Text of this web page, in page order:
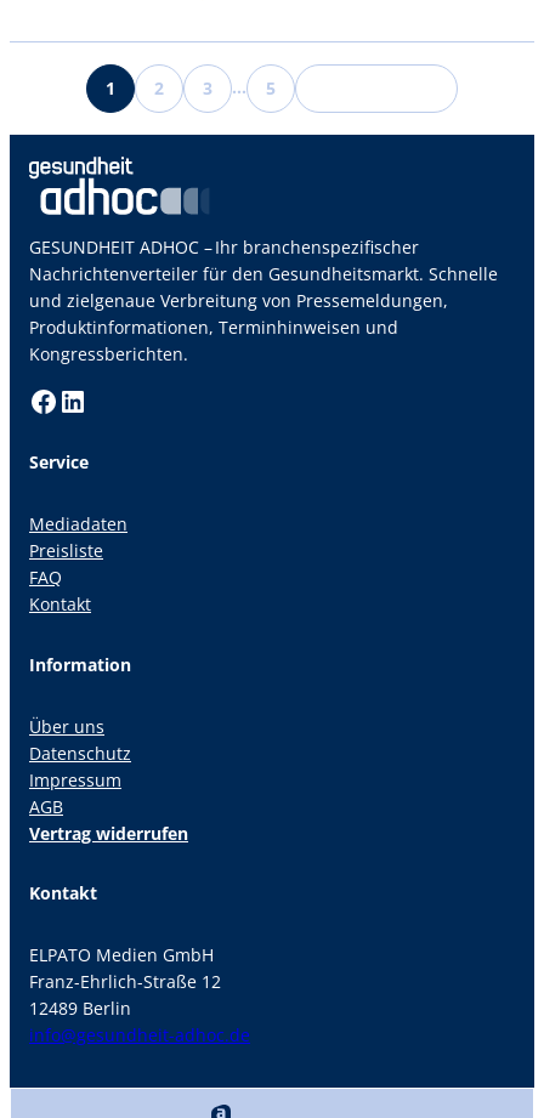
1 2 3 … 5
GESUNDHEIT ADHOC – Ihr branchenspezifischer
Nachrichtenverteiler für den Gesundheitsmarkt. Schnelle
und zielgenaue Verbreitung von Pressemeldungen,
Produktinformationen, Terminhinweisen und
Kongressberichten.
Facebook LinkedIn
Service
Mediadaten
Preisliste
FAQ
Kontakt
Information
Über uns
Datenschutz
Impressum
AGB
Vertrag widerrufen
Kontakt
ELPATO Medien GmbH
Franz-Ehrlich-Straße 12
12489 Berlin
info@gesundheit-adhoc.de